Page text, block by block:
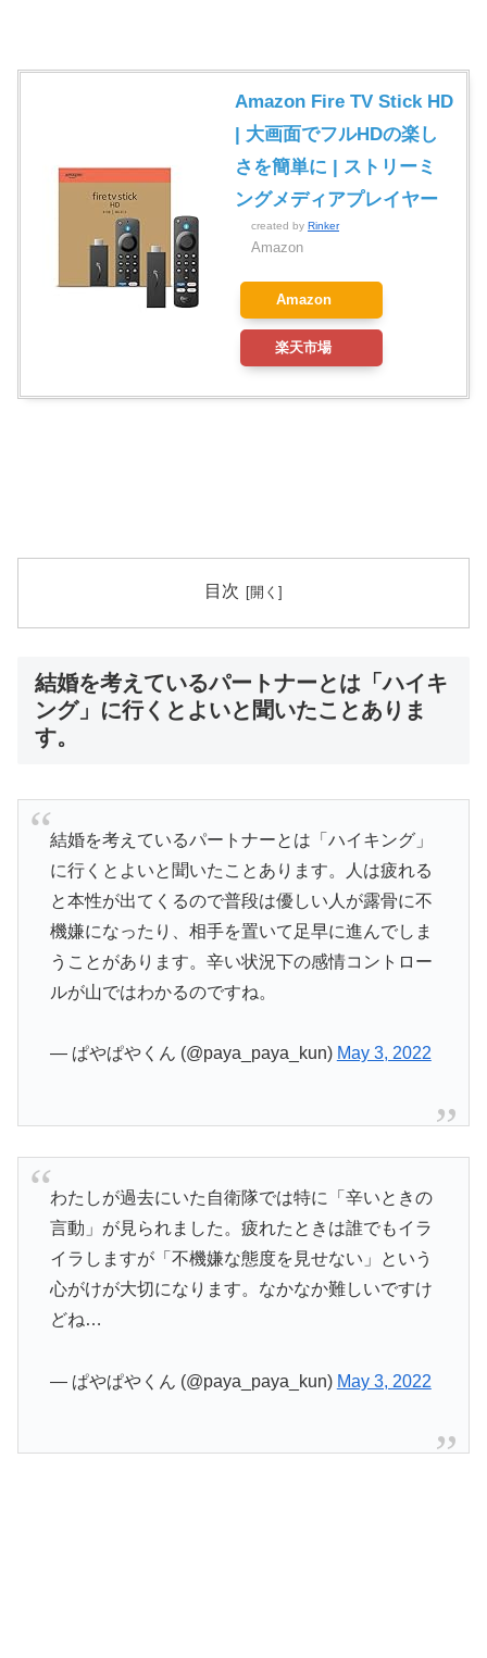
Amazon Fire TV Stick HD
| 大画面でフルHDの楽し
さを簡単に | ストリーミ
ングメディアプレイヤー
created by Rinker
Amazon
Amazon
楽天市場
目次
結婚を考えているパートナーとは「ハイキ
ング」に行くとよいと聞いたことありま
す。
結婚を考えているパートナーとは「ハイキング」
に行くとよいと聞いたことあります。人は疲れる
と本性が出てくるので普段は優しい人が露骨に不
機嫌になったり、相手を置いて足早に進んでしま
うことがあります。辛い状況下の感情コントロー
ルが山ではわかるのですね。
— ぱやぱやくん (@paya_paya_kun) May 3, 2022
わたしが過去にいた自衛隊では特に「辛いときの
言動」が見られました。疲れたときは誰でもイラ
イラしますが「不機嫌な態度を見せない」という
心がけが大切になります。なかなか難しいですけ
どね…
— ぱやぱやくん (@paya_paya_kun) May 3, 2022